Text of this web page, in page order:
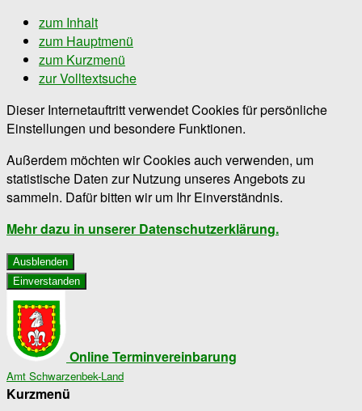
zum Inhalt
zum Hauptmenü
zum Kurzmenü
zur Volltextsuche
Dieser Internetauftritt verwendet Cookies für persönliche
Einstellungen und besondere Funktionen.
Außerdem möchten wir Cookies auch verwenden, um
statistische Daten zur Nutzung unseres Angebots zu
sammeln. Dafür bitten wir um Ihr Einverständnis.
Mehr dazu in unserer Datenschutzerklärung.
Ausblenden
Einverstanden
Online Terminvereinbarung
Amt Schwarzenbek-Land
Kurzmenü